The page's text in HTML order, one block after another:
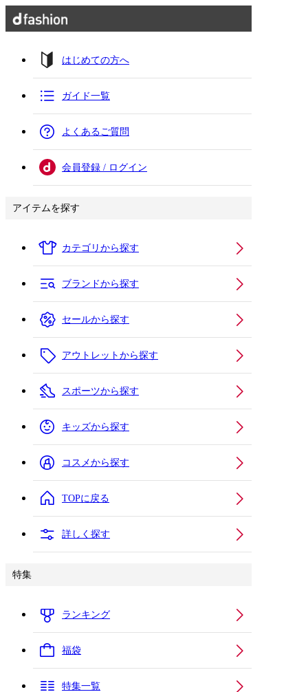
はじめての方へ
ガイド一覧
よくあるご質問
会員登録 / ログイン
アイテムを探す
カテゴリから探す
ブランドから探す
セールから探す
アウトレットから探す
スポーツから探す
キッズから探す
コスメから探す
TOPに戻る
詳しく探す
特集
ランキング
福袋
特集一覧